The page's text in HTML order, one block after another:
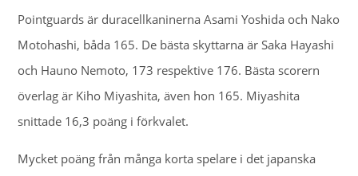
Pointguards är duracellkaninerna Asami Yoshida och Nako
Motohashi, båda 165. De bästa skyttarna är Saka Hayashi
och Hauno Nemoto, 173 respektive 176. Bästa scorern
överlag är Kiho Miyashita, även hon 165. Miyashita
snittade 16,3 poäng i förkvalet.
Mycket poäng från många korta spelare i det japanska